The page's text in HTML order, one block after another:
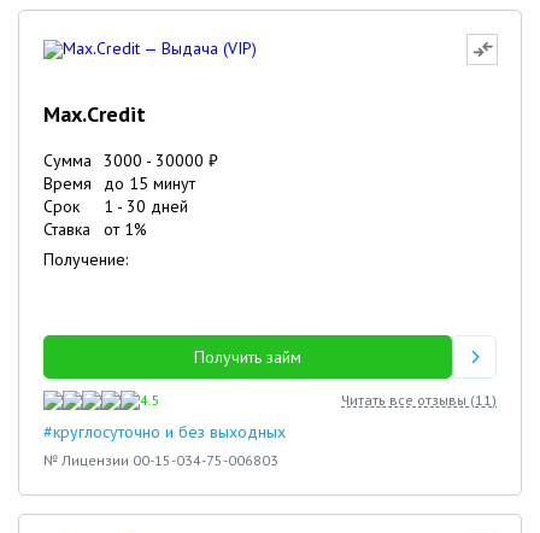
Max.Credit
Сумма 3000 - 30000 ₽
Время
до 15 минут
Срок
1 - 30 дней
Ставка
от 1%
Получение:
Получить займ
4.5 Читать все отзывы (11)
#круглосуточно и без выходных
№ Лицензии 00-15-034-75-006803